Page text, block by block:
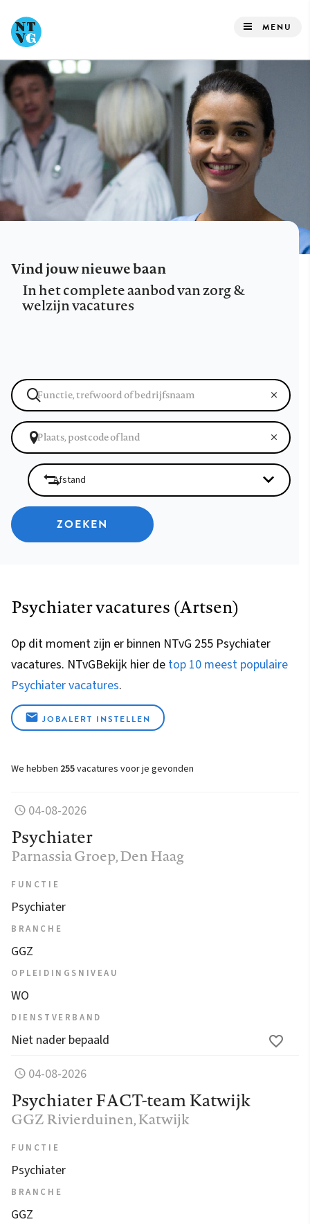
naar
de
inhoud
gaan
MENU
Vind jouw nieuwe baan
In het complete aanbod van zorg &
welzijn vacatures
ZOEKEN
Psychiater vacatures (Artsen)
Op dit moment zijn er binnen NTvG 255 Psychiater
vacatures. NTvGBekijk hier de top 10 meest populaire
Psychiater vacatures.
JOBALERT INSTELLEN
We hebben 255vacatures voor je gevonden
04-08-2026
Psychiater
Parnassia Groep, Den Haag
FUNCTIE
Psychiater
BRANCHE
GGZ
OPLEIDINGSNIVEAU
WO
DIENSTVERBAND
Niet nader bepaald
04-08-2026
Psychiater FACT-team Katwijk
GGZ Rivierduinen, Katwijk
FUNCTIE
Psychiater
BRANCHE
GGZ